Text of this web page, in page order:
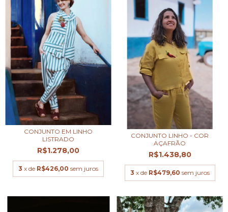
CONJUNTO EM LINHO
LISTRADO
R$1.278,00
3 x de R$426,00 sem juros
CONJUNTO LINHO - COR
AÇAFRÃO
R$1.438,80
3 x de R$479,60 sem juros